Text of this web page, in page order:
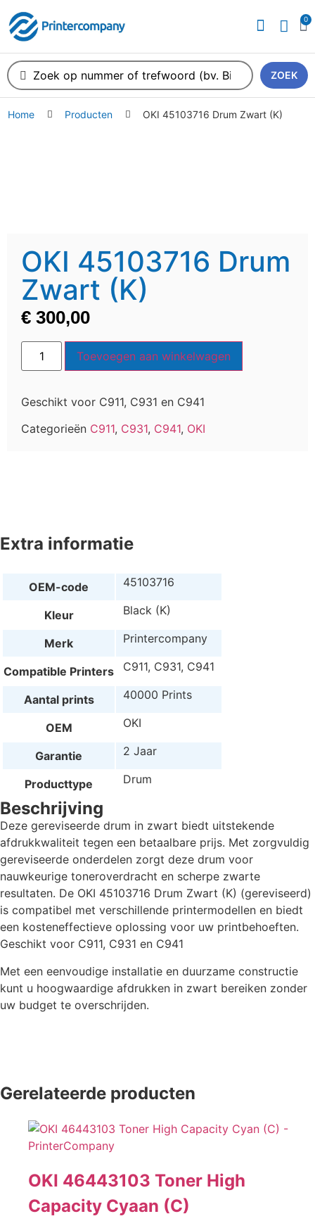
0
ZOEK
Home Producten OKI 45103716 Drum Zwart (K)
OKI 45103716 Drum
Zwart (K)
€ 300,00
Toevoegen aan winkelwagen
Geschikt voor C911, C931 en C941
Categorieën C911, C931, C941, OKI
Extra informatie
OEM-code 45103716
Kleur Black (K)
Merk Printercompany
Compatible Printers C911, C931, C941
Aantal prints 40000 Prints
OEM OKI
Garantie 2 Jaar
Producttype Drum
Beschrijving
Deze gereviseerde drum in zwart biedt uitstekende
afdrukkwaliteit tegen een betaalbare prijs. Met zorgvuldig
gereviseerde onderdelen zorgt deze drum voor
nauwkeurige toneroverdracht en scherpe zwarte
resultaten. De OKI 45103716 Drum Zwart (K) (gereviseerd)
is compatibel met verschillende printermodellen en biedt
een kosteneffectieve oplossing voor uw printbehoeften.
Geschikt voor C911, C931 en C941
Met een eenvoudige installatie en duurzame constructie
kunt u hoogwaardige afdrukken in zwart bereiken zonder
uw budget te overschrijden.
Gerelateerde producten
OKI 46443103 Toner High
Capacity Cyaan (C)